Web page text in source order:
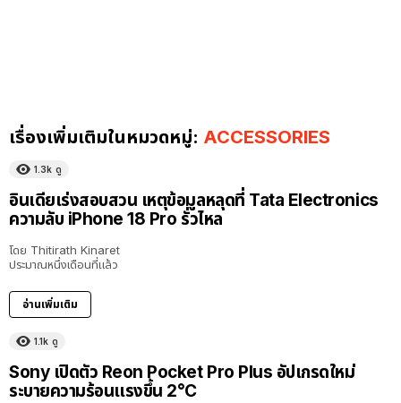
เรื่องเพิ่มเติมในหมวดหมู่: ACCESSORIES
1.3k ดู
อินเดียเร่งสอบสวน เหตุข้อมูลหลุดที่ Tata Electronics
ความลับ iPhone 18 Pro รั่วไหล
โดย Thitirath Kinaret
ประมาณหนึ่งเดือนที่แล้ว
อ่านเพิ่มเติม
1.1k ดู
Sony เปิดตัว Reon Pocket Pro Plus อัปเกรดใหม่
ระบายความร้อนแรงขึ้น 2°C